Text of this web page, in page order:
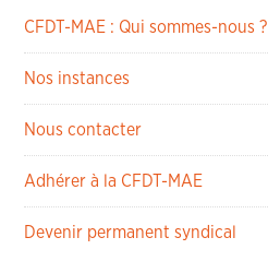
CFDT-MAE : Qui sommes-nous ?
Nos instances
Nous contacter
Adhérer à la CFDT-MAE
Devenir permanent syndical